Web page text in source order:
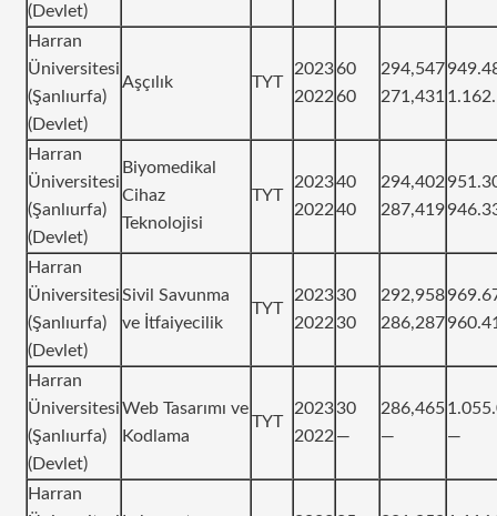
(Devlet)
Harran
Üniversitesi
(Şanlıurfa)
(Devlet)
Aşçılık TYT
2023
2022
60
60
294,547
271,431
Harran
Üniversitesi
(Şanlıurfa)
(Devlet)
Biyomedikal
Cihaz
Teknolojisi
TYT
2023
2022
40
40
294,402
287,419
Harran
Üniversitesi
(Şanlıurfa)
(Devlet)
Sivil Savunma
ve İtfaiyecilik
TYT
2023
2022
30
30
292,958
286,287
Harran
Üniversitesi
(Şanlıurfa)
(Devlet)
Web Tasarımı ve
Kodlama
TYT
2023
2022
30
—
286,465
—
—
Harran